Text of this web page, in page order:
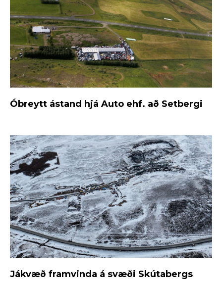
Óbreytt ástand hjá Auto ehf. að Setbergi
Jákvæð framvinda á svæði Skútabergs